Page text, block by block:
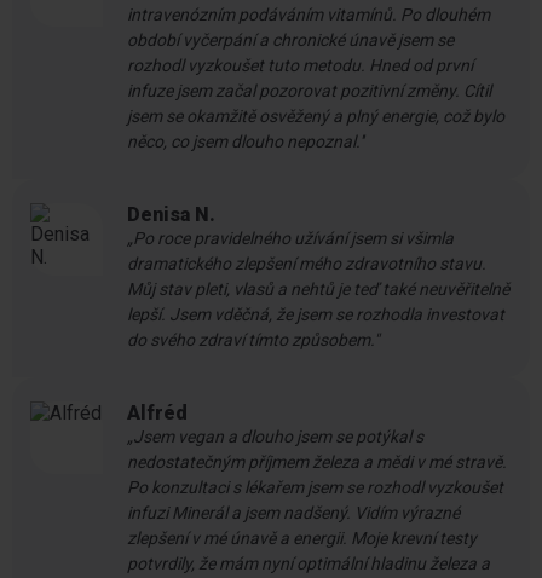
intravenózním podáváním vitamínů. Po dlouhém
období vyčerpání a chronické únavě jsem se
rozhodl vyzkoušet tuto metodu. Hned od první
infuze jsem začal pozorovat pozitivní změny. Cítil
jsem se okamžitě osvěžený a plný energie, což bylo
něco, co jsem dlouho nepoznal.''
Denisa N.
„Po roce pravidelného užívání jsem si všimla
dramatického zlepšení mého zdravotního stavu.
Můj stav pleti, vlasů a nehtů je teď také neuvěřitelně
lepší. Jsem vděčná, že jsem se rozhodla investovat
do svého zdraví tímto způsobem."
Alfréd
„Jsem vegan a dlouho jsem se potýkal s
nedostatečným příjmem železa a mědi v mé stravě.
Po konzultaci s lékařem jsem se rozhodl vyzkoušet
infuzi Minerál a jsem nadšený. Vidím výrazné
zlepšení v mé únavě a energii. Moje krevní testy
potvrdily, že mám nyní optimální hladinu železa a